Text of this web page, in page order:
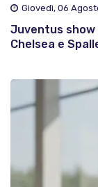
Giovedì, 06
Juventus show
Chelsea e